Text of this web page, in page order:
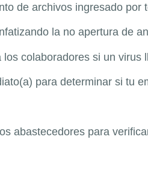
de archivos ingresado por
la no apertura de
colaboradores si un virus
para determinar si tu
abastecedores para